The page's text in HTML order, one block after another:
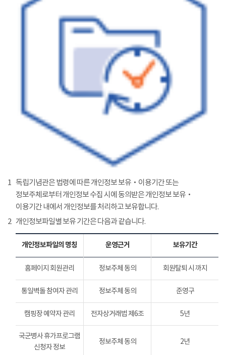
1 독립기념관은 법령에 따른 개인정보 보유‧이용기간 또는
정보주체로부터 개인정보 수집 시에 동의받은 개인정보 보유‧
이용기간 내에서 개인정보를 처리하고 보유합니다.
2 개인정보파일별 보유 기간은 다음과 같습니다.
개인정보파일의 명칭 운영근거 보유기간
홈페이지 회원관리 정보주체 동의 회원탈퇴 시 까지
통일벽돌 참여자 관리 정보주체 동의 준영구
캠핑장 예약자 관리 전자상거래법 제6조 5년
국군병사 휴가프로그램
신청자 정보
정보주체 동의 2년